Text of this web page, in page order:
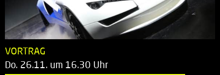
VORTRAG
Do. 26.11. um 16.30 Uhr